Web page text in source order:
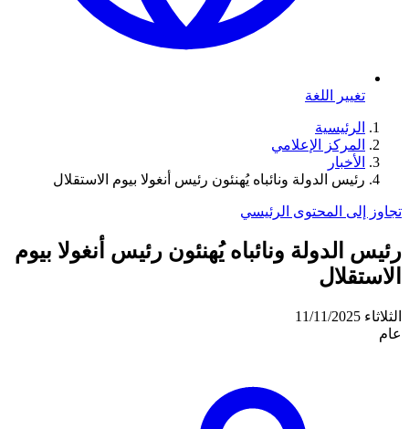
تغيير اللغة
الرئيسية
المركز الإعلامي
الأخبار
رئيس الدولة ونائباه يُهنئون رئيس أنغولا بيوم الاستقلال
تجاوز إلى المحتوى الرئيسي
رئيس الدولة ونائباه يُهنئون رئيس أنغولا بيوم
الاستقلال
الثلاثاء 11/11/2025
عام